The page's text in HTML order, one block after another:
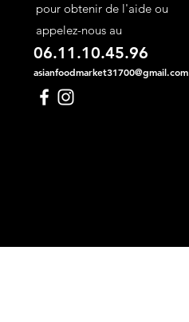
pour obtenir de l'aide ou
appelez-nous au
06.11.10.45.96
asianfoodmarket31700@gmail.com